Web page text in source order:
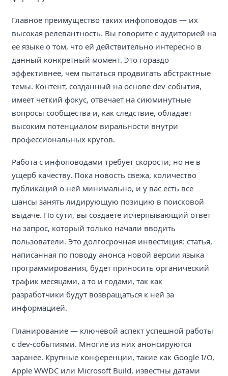
Главное преимущество таких инфоповодов — их
высокая релевантность. Вы говорите с аудиторией на
ее языке о том, что ей действительно интересно в
данный конкретный момент. Это гораздо
эффективнее, чем пытаться продвигать абстрактные
темы. Контент, созданный на основе dev-события,
имеет четкий фокус, отвечает на сиюминутные
вопросы сообщества и, как следствие, обладает
высоким потенциалом виральности внутри
профессиональных кругов.
Работа с инфоповодами требует скорости, но не в
ущерб качеству. Пока новость свежа, количество
публикаций о ней минимально, и у вас есть все
шансы занять лидирующую позицию в поисковой
выдаче. По сути, вы создаете исчерпывающий ответ
на запрос, который только начали вводить
пользователи. Это долгосрочная инвестиция: статья,
написанная по поводу анонса новой версии языка
программирования, будет приносить органический
трафик месяцами, а то и годами, так как
разработчики будут возвращаться к ней за
информацией.
Планирование — ключевой аспект успешной работы
с dev-событиями. Многие из них анонсируются
заранее. Крупные конференции, такие как Google I/O,
Apple WWDC или Microsoft Build, известны датами